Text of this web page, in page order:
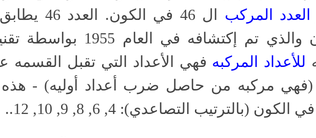
العدد المركب
ال 46 في
الإنسان والذي تم
للأعداد المركبه فهي الأعداد التي تقبل القسمه
(فهي مركبه من حاصل ضرب أعداد أوليه) - هذه
الكون (بالترتيب التصاعدي): 4, 6, 8, 9, 10, 12..